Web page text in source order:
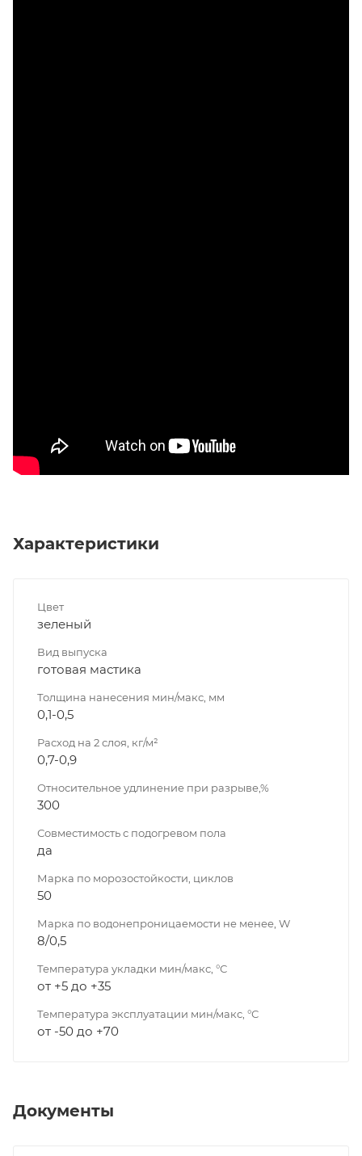
Характеристики
Цвет
зеленый
Вид выпуска
готовая мастика
Толщина нанесения мин/макс, мм
0,1-0,5
Расход на 2 слоя, кг/м²
0,7-0,9
Относительное удлинение при разрыве,%
300
Совместимость с подогревом пола
да
Марка по морозостойкости, циклов
50
Марка по водонепроницаемости не менее, W
8/0,5
Температура укладки мин/макс, °С
от +5 до +35
Температура эксплуатации мин/макс, °С
от -50 до +70
Документы